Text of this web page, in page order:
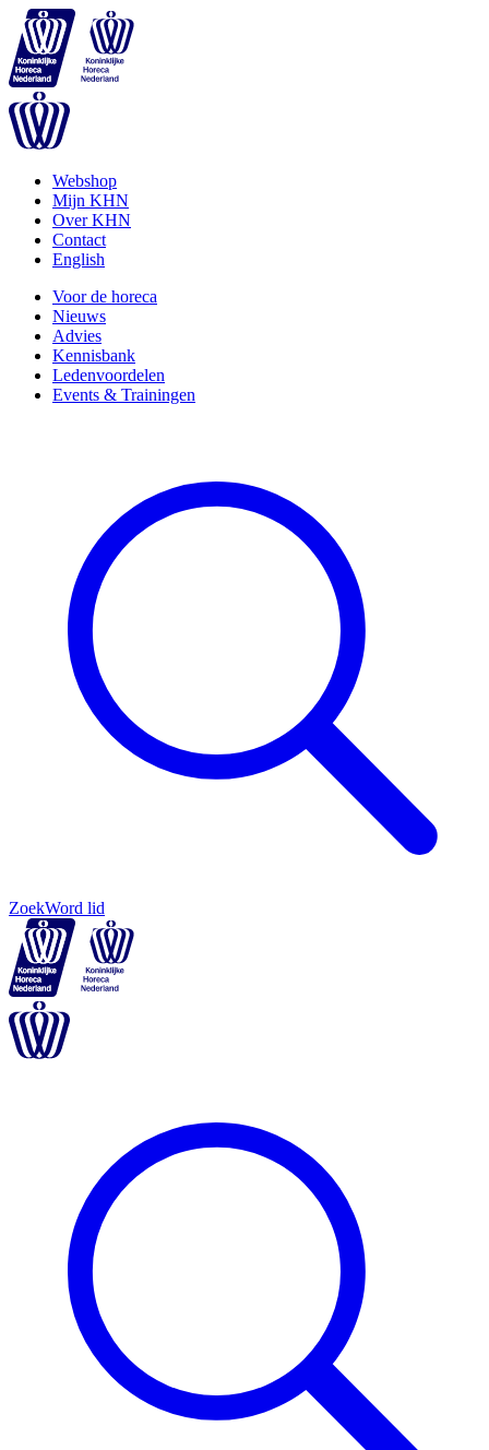
Webshop
Mijn KHN
Over KHN
Contact
English
Voor de horeca
Nieuws
Advies
Kennisbank
Ledenvoordelen
Events & Trainingen
ZoekWord lid